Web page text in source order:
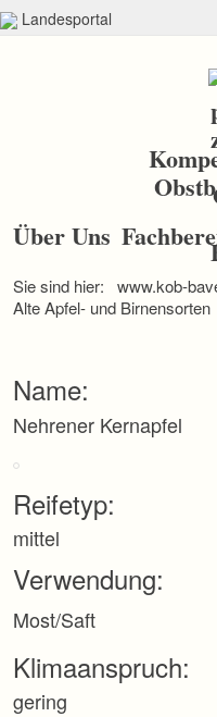
Landesportal
a
v
g
a
n
ü
b
r
p
r
i
n
g
n
Über Uns
Sie sind hier: www.kob-
Alte Apfel- und Birnensorten
Name:
Nehrener Kernapfel
Reifetyp:
mittel
Verwendung:
Most/Saft
Klimaanspruch:
gering